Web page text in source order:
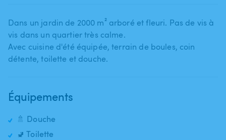
Dans un jardin de 2000 m² arboré et fleuri. Pas de vis à
vis dans un quartier très calme.
Avec cuisine d'été équipée​,​ terrain de boules​,​ coin
détente​,​ toilette et douche.
Équipements
🚿 Douche
🚽 Toilette